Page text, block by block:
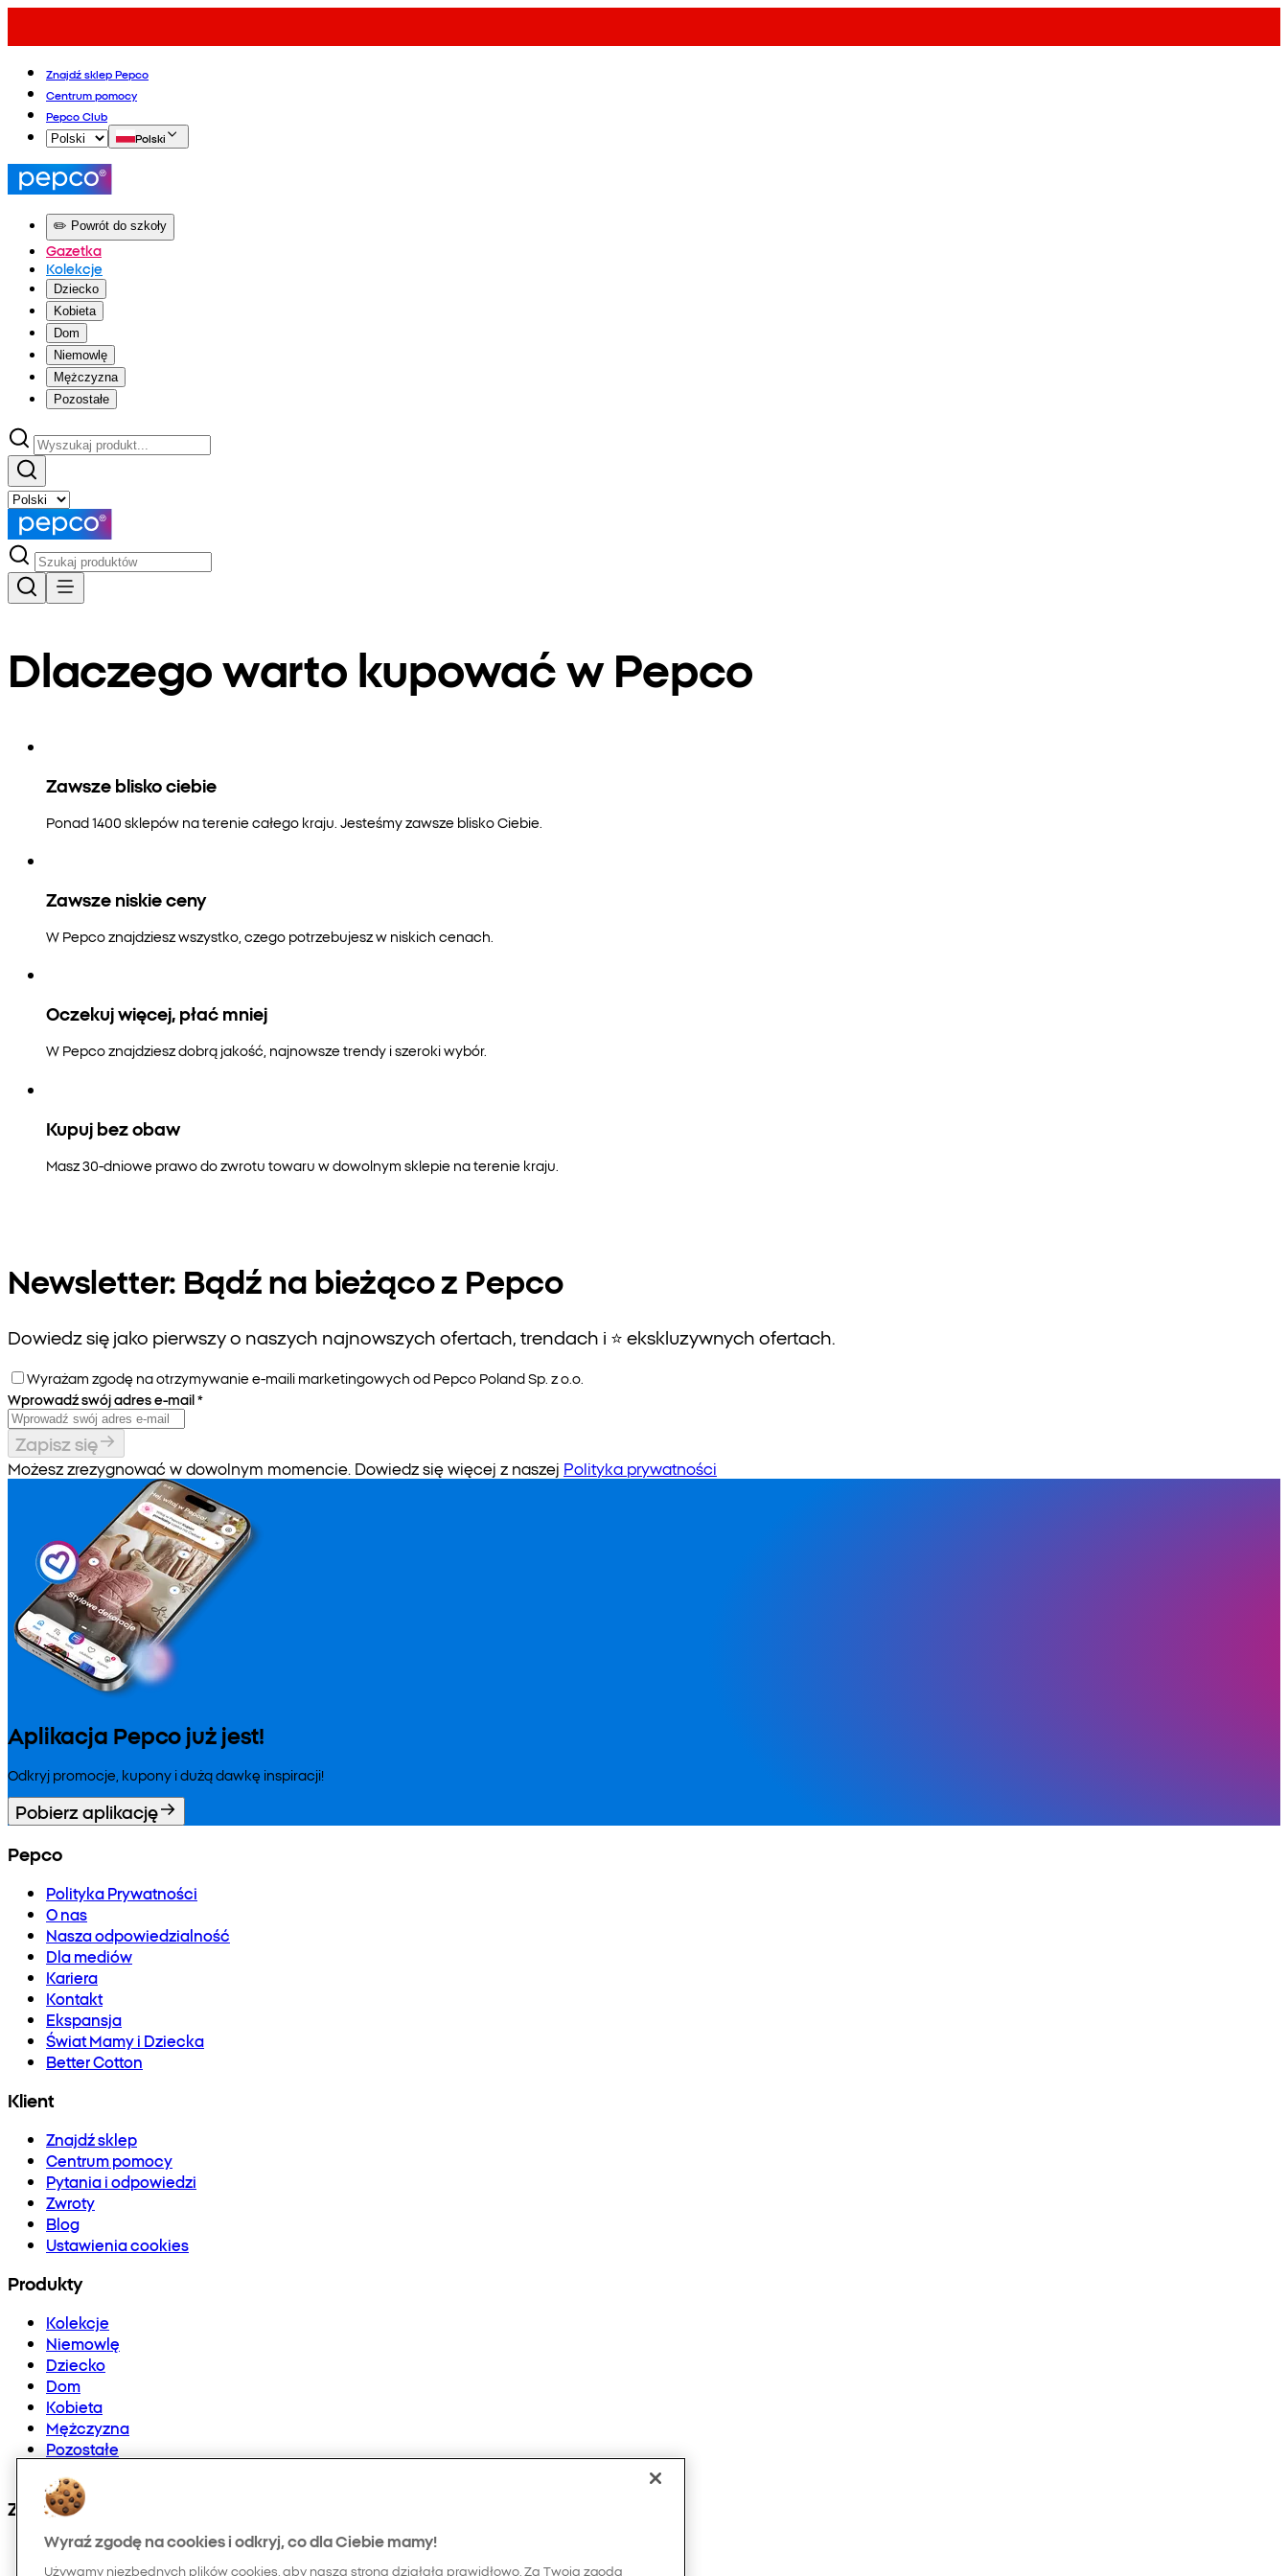
Znajdź sklep Pepco
Centrum pomocy
Pepco Club
Polski
✏️ Powrót do szkoły
Gazetka
Kolekcje
Dziecko
Kobieta
Dom
Niemowlę
Mężczyzna
Pozostałe
Dlaczego warto kupować w Pepco
Zawsze blisko ciebie
Ponad 1400 sklepów na terenie całego kraju. Jesteśmy zawsze blisko Ciebie.
Zawsze niskie ceny
W Pepco znajdziesz wszystko, czego potrzebujesz w niskich cenach.
Oczekuj więcej, płać mniej
W Pepco znajdziesz dobrą jakość, najnowsze trendy i szeroki wybór.
Kupuj bez obaw
Masz 30-dniowe prawo do zwrotu towaru w dowolnym sklepie na terenie kraju.
Newsletter: Bądź na bieżąco z Pepco
Dowiedz się jako pierwszy o naszych najnowszych ofertach, trendach i ⭐️ ekskluzywnych ofertach.
Wyrażam zgodę na otrzymywanie e-maili marketingowych od Pepco Poland Sp. z o.o.
Wprowadź swój adres e-mail*
Zapisz się
Możesz zrezygnować w dowolnym momencie. Dowiedz się więcej z naszej Polityka prywatności
Aplikacja Pepco już jest!
Odkryj promocje, kupony i dużą dawkę inspiracji!
Pobierz aplikację
Pepco
Polityka Prywatności
O nas
Nasza odpowiedzialność
Dla mediów
Kariera
Kontakt
Ekspansja
Świat Mamy i Dziecka
Better Cotton
Klient
Znajdź sklep
Centrum pomocy
Pytania i odpowiedzi
Zwroty
Blog
Ustawienia cookies
Produkty
Kolekcje
Niemowlę
Dziecko
Dom
Kobieta
Mężczyzna
Pozostałe
Znajdź nas na:
Wyraź zgodę na cookies i odkryj, co dla Ciebie mamy!
Używamy niezbędnych plików cookies, aby nasza strona działała prawidłowo. Za Twoją zgodą